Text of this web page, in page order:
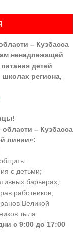
г.
– Кузбасса
ненадлежащей
детей
школах региона,
– Кузбасса
линии»:
,
с детьми;
барьерах;
работников;
Великой
тыла.
с 9:00 до 17:00